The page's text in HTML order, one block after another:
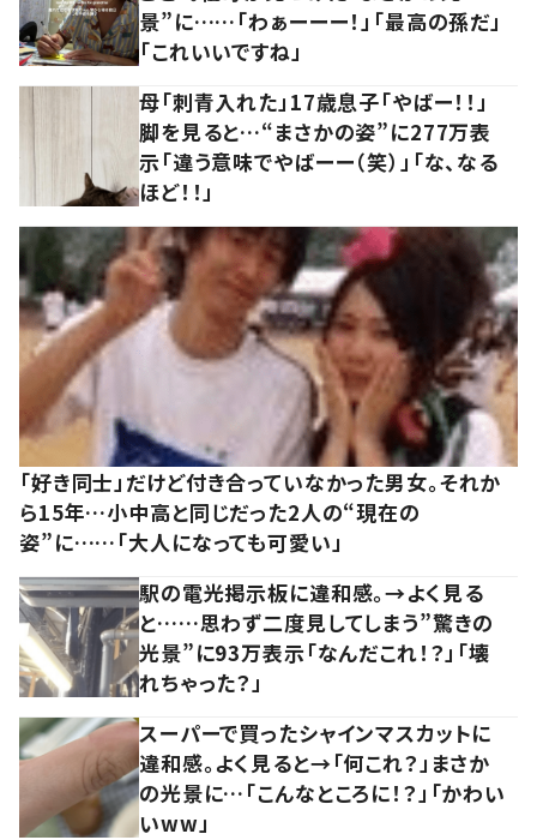
景”に……「わぁーーー！」「最高の孫だ」
「これいいですね」
母「刺青入れた」17歳息子「やばー！！」
脚を見ると…“まさかの姿”に277万表
示「違う意味でやばーー（笑）」「な、なる
ほど！！」
「好き同士」だけど付き合っていなかった男女。それか
ら15年…小中高と同じだった2人の“現在の
姿”に……「大人になっても可愛い」
駅の電光掲示板に違和感。→よく見る
と……思わず二度見してしまう”驚きの
光景”に93万表示「なんだこれ！？」「壊
れちゃった？」
スーパーで買ったシャインマスカットに
違和感。よく見ると→「何これ？」まさか
の光景に…「こんなところに！？」「かわい
いww」